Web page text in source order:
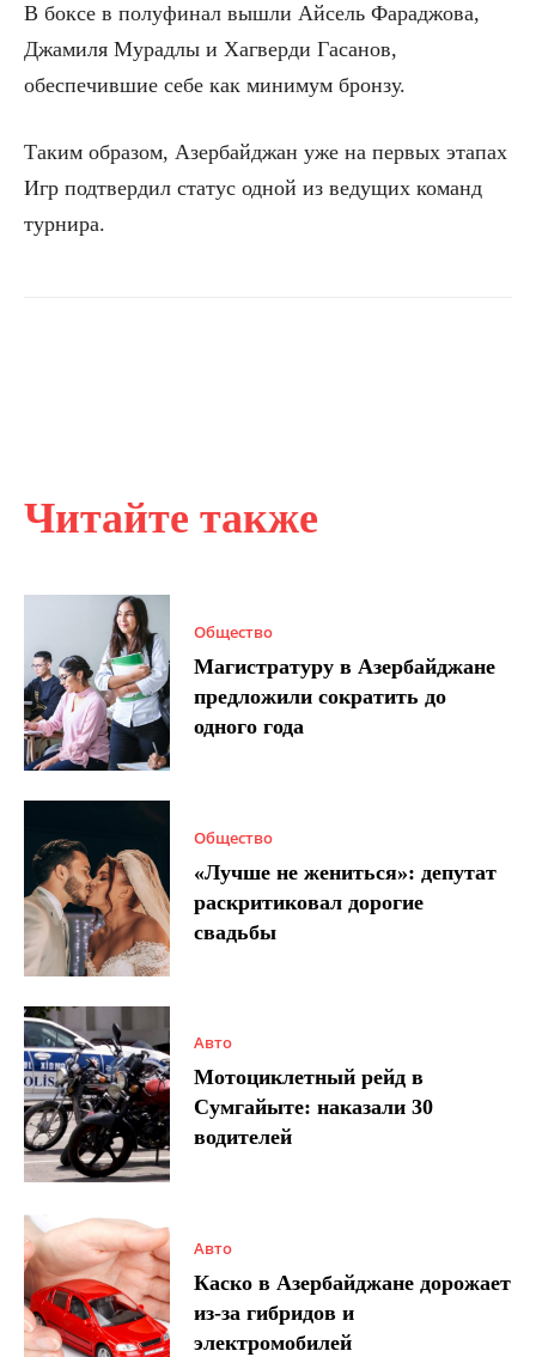
Читайте также
Общество
Магистратуру в Азербайджане
предложили сократить до
одного года
Общество
«Лучше не жениться»: депутат
раскритиковал дорогие
свадьбы
Авто
Мотоциклетный рейд в
Сумгайыте: наказали 30
водителей
Авто
Каско в Азербайджане дорожает
из-за гибридов и
электромобилей
В боксе в полуфинал вышли Айсель Фараджова,
Джамиля Мурадлы и Хагверди Гасанов,
обеспечившие себе как минимум бронзу.
Таким образом, Азербайджан уже на первых этапах
Игр подтвердил статус одной из ведущих команд
турнира.